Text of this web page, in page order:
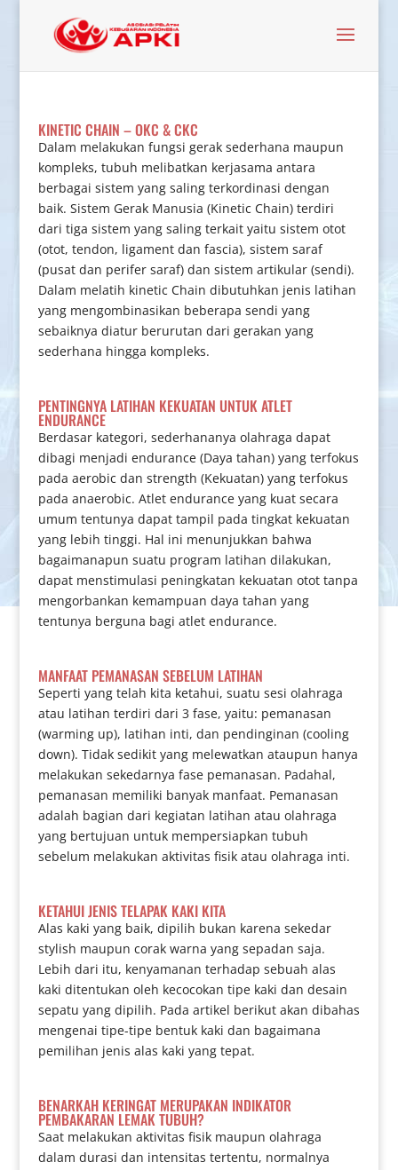
KINETIC CHAIN – OKC & CKC
Dalam melakukan fungsi gerak sederhana maupun
kompleks, tubuh melibatkan kerjasama antara
berbagai sistem yang saling terkordinasi dengan
baik. Sistem Gerak Manusia (Kinetic Chain) terdiri
dari tiga sistem yang saling terkait yaitu sistem otot
(otot, tendon, ligament dan fascia), sistem saraf
(pusat dan perifer saraf) dan sistem artikular (sendi).
Dalam melatih kinetic Chain dibutuhkan jenis latihan
yang mengombinasikan beberapa sendi yang
sebaiknya diatur berurutan dari gerakan yang
sederhana hingga kompleks.
PENTINGNYA LATIHAN KEKUATAN UNTUK ATLET
ENDURANCE
Berdasar kategori, sederhananya olahraga dapat
dibagi menjadi endurance (Daya tahan) yang terfokus
pada aerobic dan strength (Kekuatan) yang terfokus
pada anaerobic. Atlet endurance yang kuat secara
umum tentunya dapat tampil pada tingkat kekuatan
yang lebih tinggi. Hal ini menunjukkan bahwa
bagaimanapun suatu program latihan dilakukan,
dapat menstimulasi peningkatan kekuatan otot tanpa
mengorbankan kemampuan daya tahan yang
tentunya berguna bagi atlet endurance.
MANFAAT PEMANASAN SEBELUM LATIHAN
Seperti yang telah kita ketahui, suatu sesi olahraga
atau latihan terdiri dari 3 fase, yaitu: pemanasan
(warming up), latihan inti, dan pendinginan (cooling
down). Tidak sedikit yang melewatkan ataupun hanya
melakukan sekedarnya fase pemanasan. Padahal,
pemanasan memiliki banyak manfaat. Pemanasan
adalah bagian dari kegiatan latihan atau olahraga
yang bertujuan untuk mempersiapkan tubuh
sebelum melakukan aktivitas fisik atau olahraga inti.
KETAHUI JENIS TELAPAK KAKI KITA
Alas kaki yang baik, dipilih bukan karena sekedar
stylish maupun corak warna yang sepadan saja.
Lebih dari itu, kenyamanan terhadap sebuah alas
kaki ditentukan oleh kecocokan tipe kaki dan desain
sepatu yang dipilih. Pada artikel berikut akan dibahas
mengenai tipe-tipe bentuk kaki dan bagaimana
pemilihan jenis alas kaki yang tepat.
BENARKAH KERINGAT MERUPAKAN INDIKATOR
PEMBAKARAN LEMAK TUBUH?
Saat melakukan aktivitas fisik maupun olahraga
dalam durasi dan intensitas tertentu, normalnya